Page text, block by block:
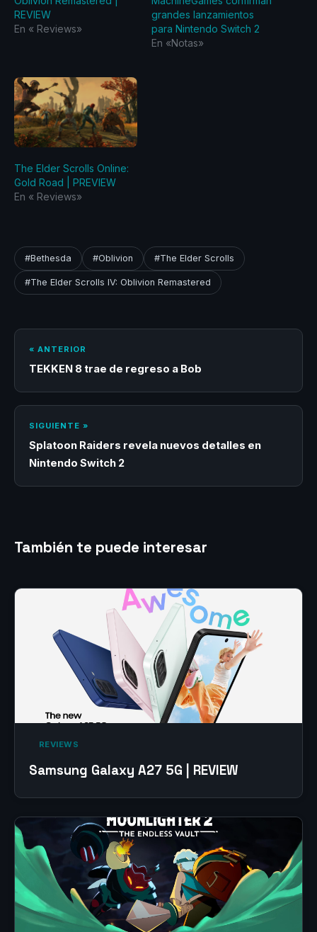
REVIEW
En «‎ Reviews‎»
grandes lanzamientos
para Nintendo Switch 2
En «Notas»
The Elder Scrolls Online:
Gold Road | PREVIEW
En «‎ Reviews‎»
#Bethesda #Oblivion #The Elder Scrolls
#The Elder Scrolls IV: Oblivion Remastered
« ANTERIOR
TEKKEN 8 trae de regreso a Bob
SIGUIENTE »
Splatoon Raiders revela nuevos detalles en
Nintendo Switch 2
También te puede interesar
‎ REVIEWS‎
Samsung Galaxy A27 5G | REVIEW